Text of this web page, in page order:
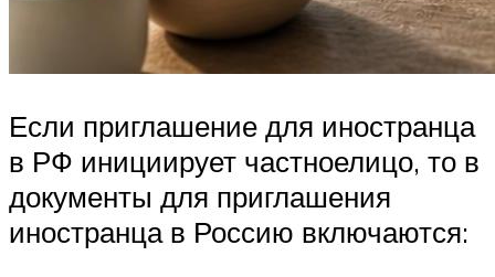
Если приглашение для иностранца
в РФ инициирует частноелицо, то в
документы для приглашения
иностранца в Россию включаются: